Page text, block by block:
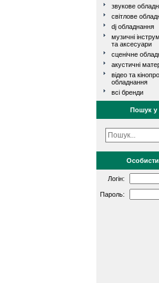
звукове
світлове
dj обладнання
музичні
та аксесуари
сценічне
акустичні
відео та
обладнання
всі бренди
Пошук у
Логін:
Пароль: